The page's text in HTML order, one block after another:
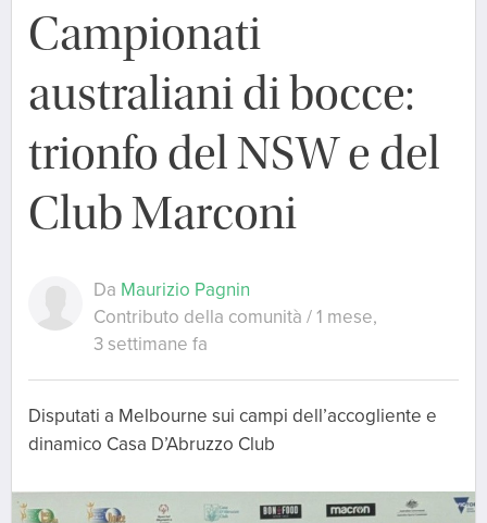
Campionati
australiani di bocce:
trionfo del NSW e del
Club Marconi
Da Maurizio Pagnin
Contributo della comunità / 1 mese,
3 settimane fa
Disputati a Melbourne sui campi dell’accogliente e
dinamico Casa D’Abruzzo Club